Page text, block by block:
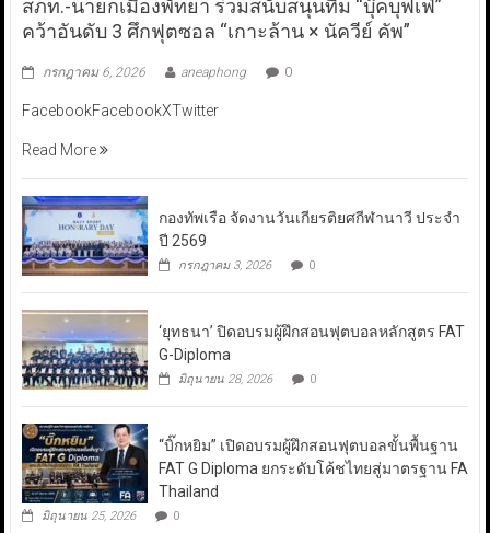
สภท.-นายกเมืองพัทยา ร่วมสนับสนุนทีม “บุ๊คบุฟเฟ่”
คว้าอันดับ 3 ศึกฟุตซอล “เกาะล้าน × นัควีย์ คัพ”
กรกฎาคม 6, 2026 aneaphong 0
FacebookFacebookXTwitter
Read More
กองทัพเรือ จัดงานวันเกียรติยศกีฬานาวี ประจำ
ปี 2569
กรกฎาคม 3, 2026 0
‘ยุทธนา’ ปิดอบรมผู้ฝึกสอนฟุตบอลหลักสูตร FAT
G-Diploma
มิถุนายน 28, 2026 0
“บิ๊กหยิม” เปิดอบรมผู้ฝึกสอนฟุตบอลขั้นพื้นฐาน
FAT G Diploma ยกระดับโค้ชไทยสู่มาตรฐาน FA
Thailand
มิถุนายน 25, 2026 0